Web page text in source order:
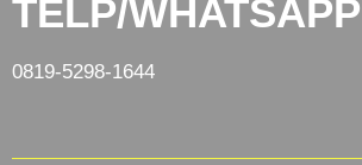
TELP/WHATSAPP
0819-5298-1644